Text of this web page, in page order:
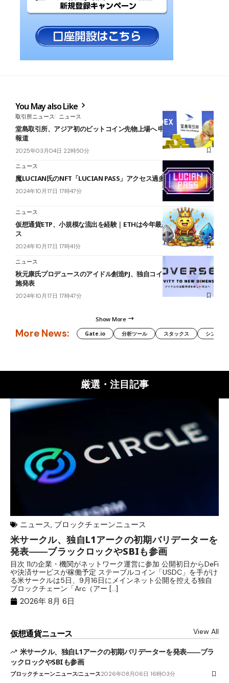
You May also Like
取引所ニュース ニュース
堂島取引所、アジア初のビットコイン先物上場へ 申請準備整える＝
報道
2025年03月04日 22時50分
ニュース
魔LUCIAN氏のNFT「LUCIAN PASS」アクセス過多でミント中断
2024年10月17日 17時47分
ニュース
仮想通貨ETP、小規模な流出を経験｜ETHは今年最悪のパフォーマン
ス
2024年10月17日 17時41分
ニュース
秋元康氏プロデュースのアイドル創造PJ、独自コインNIDTのIEO実
施発表
2024年10月17日 17時47分
Show More
More News: Gate.io 分析ツール スタックス シンボル
厳選・注目記事
ニュース, ブロックチェーンニュース
米サークル、独自L1アークの初期バリデーターを
発表――ブラックロックやSBIも参画
目次 11の企業・機関がネットワーク運営に参加 公開初日からDeFi
や決済サービスが稼働予定 ステーブルコイン「USDC」を手がけ
る米サークルは5日、9月16日にメインネット公開を控える独自
ブロックチェーン「Arc（アー […]
2026年 8月 6日
仮想通貨ニュース View All
米サークル、独自L1アークの初期バリデーターを発表――ブラ
ックロックやSBIも参画
ブロックチェーンニュースニュース2026年08月06日 16時03分